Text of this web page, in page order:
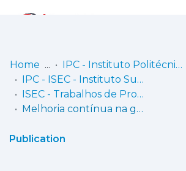
Communities
& Collections
Home
IPC - Instituto Politécnico de Coimbra
IPC - ISEC - Instituto Superior de Engenharia de Coimbra
ISEC - Trabalhos de Projeto | Relatórios de Estágio | Projetos de Investigação
Melhoria contínua na gestão de peças sobressalentes na Pecol Automotive
Publication